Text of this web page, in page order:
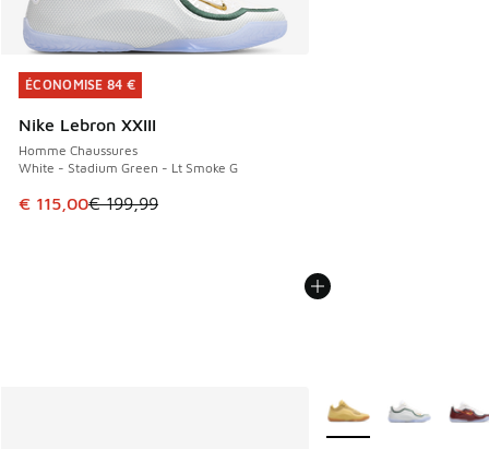
ÉCONOMISE 84 €
Nike Lebron XXIII
Homme Chaussures
White - Stadium Green - Lt Smoke G
Cet article est en promotion. Prix en baisse de € 199,99 à
€ 115,00€ 199,99
ÉCONOMISE 84 €
Plus de couleurs